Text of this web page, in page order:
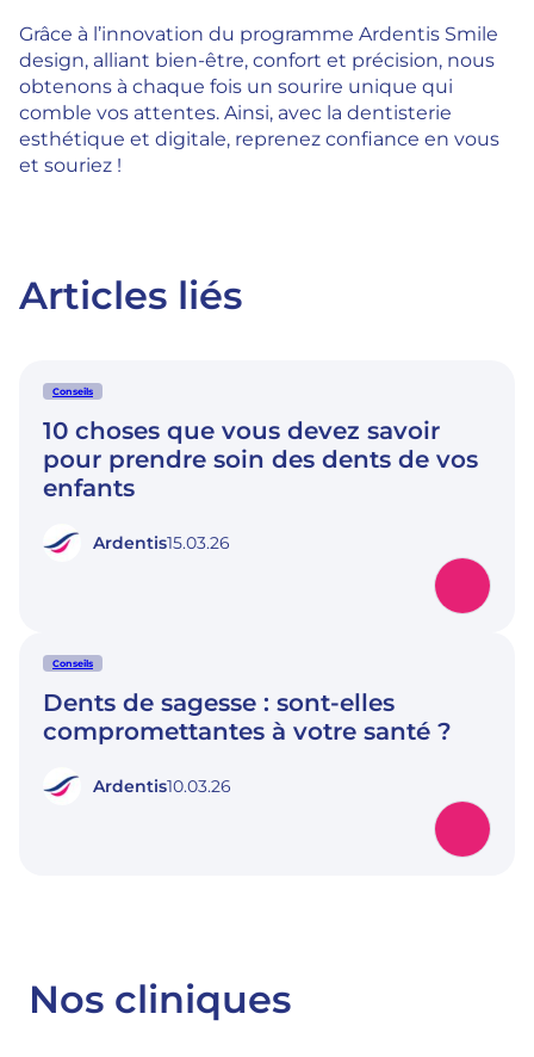
Grâce à l’innovation du programme Ardentis Smile
design, alliant bien-être, confort et précision, nous
obtenons à chaque fois un sourire unique qui
comble vos attentes. Ainsi, avec la dentisterie
esthétique et digitale, reprenez confiance en vous
et souriez !
Articles liés
Conseils
10 choses que vous devez savoir
pour prendre soin des dents de vos
enfants
Ardentis15.03.26
Conseils
Dents de sagesse : sont-elles
compromettantes à votre santé ?
Ardentis10.03.26
Nos cliniques